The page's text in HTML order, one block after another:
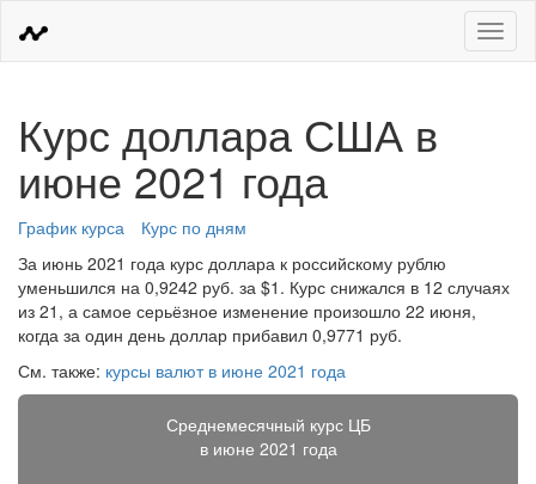
Меню
Курс доллара США в
июне 2021 года
График курса
Курс по дням
За июнь 2021 года курс доллара к российскому рублю
уменьшился на 0,9242 руб. за $1. Курс снижался в 12 случаях
из 21, а самое серьёзное изменение произошло 22 июня,
когда за один день доллар прибавил 0,9771 руб.
См. также: курсы валют в июне 2021 года
Среднемесячный курс ЦБ
в июне 2021 года